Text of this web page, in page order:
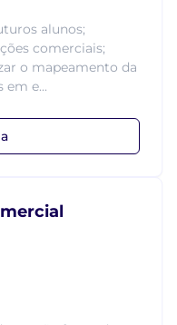
alunos;
comerciais;
o mapeamento da
em e...